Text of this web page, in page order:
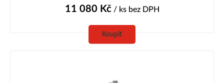
11 080 Kč/ ks bez DPH
Koupit